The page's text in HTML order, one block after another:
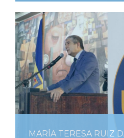
MARÍA TERESA RUIZ